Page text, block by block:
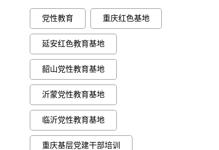
党性教育 重庆红色基地
延安红色教育基地
韶山党性教育基地
沂蒙党性教育基地
临沂党性教育基地
重庆基层党建干部培训